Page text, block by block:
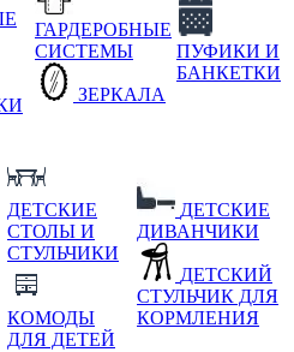
ГАРДЕРОБНЫЕ
СИСТЕМЫ
ЗЕРКАЛА
ПУФИКИ И
БАНКЕТКИ
ДЕТСКИЕ
СТОЛЫ И
СТУЛЬЧИКИ
КОМОДЫ
ДЛЯ ДЕТЕЙ
ДЕТСКИЕ
ДИВАНЧИКИ
ДЕТСКИЙ
СТУЛЬЧИК ДЛЯ
КОРМЛЕНИЯ